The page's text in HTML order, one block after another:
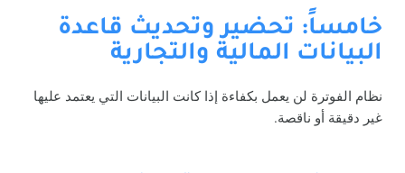
خامساً: تحضير وتحديث قاعدة
البيانات المالية والتجارية
نظام الفوترة لن يعمل بكفاءة إذا كانت البيانات التي يعتمد عليها
غير دقيقة أو ناقصة.